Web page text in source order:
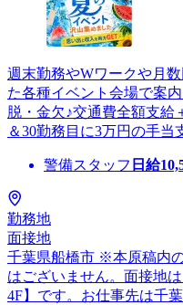
週末勤務やWワークや月
た各種イベント会場で案
脱・金欠♪交通費全額支給
＆30勤務目に3万円の手当
警備スタッフ 日給
勤務地
面接地
千葉県船橋市 ※本原稿内
はございません。面接地
4F】です。お仕事先は千